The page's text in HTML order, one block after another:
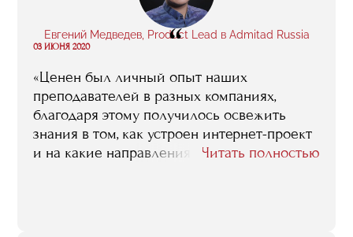
Евгений Медведев, Product Lead в Admitad Russia
“
03 ИЮНЯ 2020
«Ценен был личный опыт наших
преподавателей в разных компаниях,
благодаря этому получилось освежить
знания в том, как устроен интернет-проект
и на какие направления стоит обратить
Читать полностью